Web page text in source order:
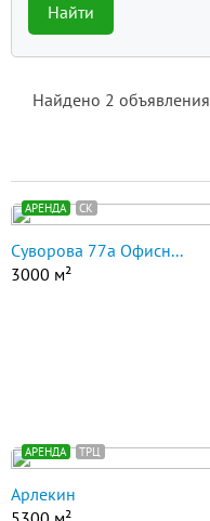
Найти
Найдено 2 объявления
АРЕНДА СК
Суворова 77а Офисн...
3000 м²
АРЕНДА ТРЦ
Арлекин